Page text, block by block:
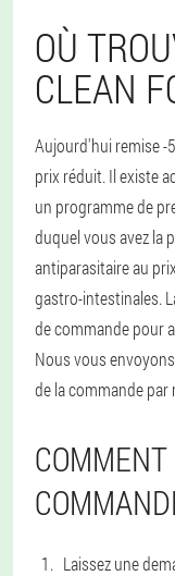
OÙ
CLEAN
Aujourd'hui remise -
prix réduit. Il existe
un programme de
duquel vous avez la
antiparasitaire au
gastro-intestinales.
de commande pour
Nous vous
de la commande par
Laissez une